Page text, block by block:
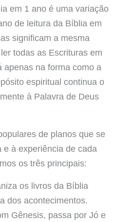
em 1 ano é uma variação
de leitura da Bíblia em
significam a mesma
todas as Escrituras em
apenas na forma como a
espiritual continua o
à Palavra de Deus
de planos que se
e à experiência de cada
os três principais:
os livros da Bíblia
dos acontecimentos.
Gênesis, passa por Jó e